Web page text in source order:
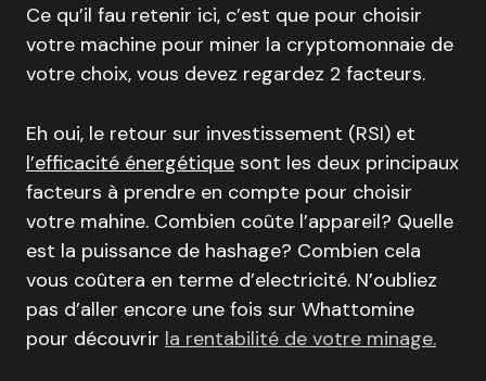
Ce qu’il fau retenir ici, c’est que pour choisir
votre machine pour miner la cryptomonnaie de
votre choix, vous devez regardez 2 facteurs.
Eh oui, le retour sur investissement (RSI) et
l’efficacité énergétique sont les deux principaux
facteurs à prendre en compte pour choisir
votre mahine. Combien coûte l’appareil? Quelle
est la puissance de hashage? Combien cela
vous coûtera en terme d’electricité. N’oubliez
pas d’aller encore une fois sur Whattomine
pour découvrir la rentabilité de votre minage.